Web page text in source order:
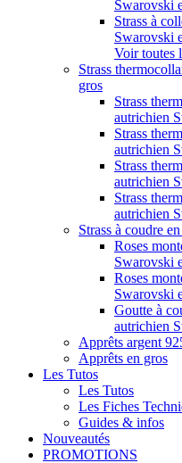
Swarovski
Strass à
Swarovski
Voir toutes
Strass
gros
Strass
autrichien
Strass
autrichien
Strass
autrichien
Strass
autrichien
Strass à coudre
Roses
Swarovski
Roses
Swarovski
Goutte à
autrichien
Apprêts argent
Apprêts en gros
Les Tutos
Les Tutos
Les Fiches
Guides & infos
Nouveautés
PROMOTIONS